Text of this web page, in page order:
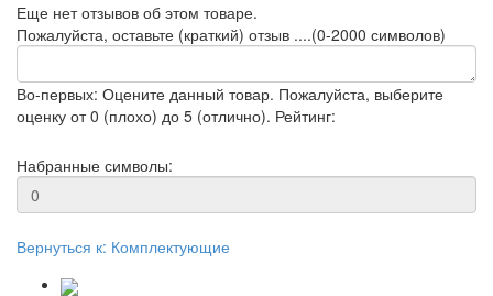
Еще нет отзывов об этом товаре.
Пожалуйста, оставьте (краткий) отзыв ....(0-2000 символов)
Во-первых: Оцените данный товар. Пожалуйста, выберите
оценку от 0 (плохо) до 5 (отлично). Рейтинг:
Набранные символы:
Вернуться к: Комплектующие